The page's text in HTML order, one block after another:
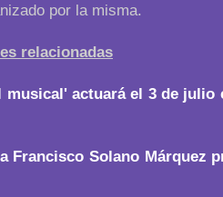
por la misma.
relacionadas
musical' actuará el 3 de julio
Francisco Solano Márquez